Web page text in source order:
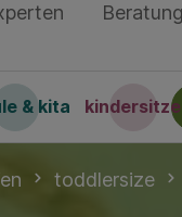
& kita kindersitze
toddlersize